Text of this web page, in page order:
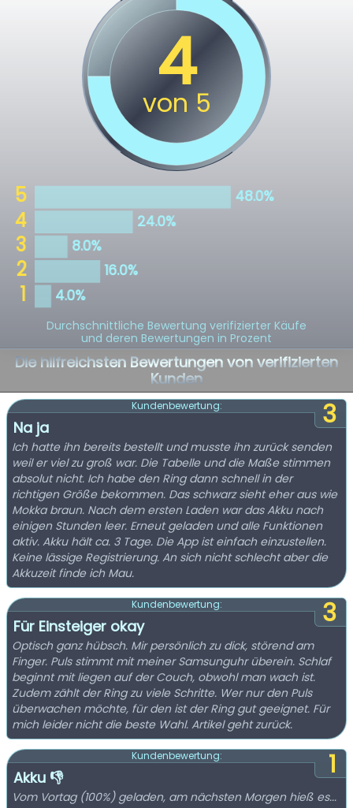
Durchschnittliche Bewertung verifizierter Käufe
und deren Bewertungen in Prozent
Die hilfreichsten Bewertungen von verifizierten
Kunden
3
Kundenbewertung:
Na ja
Ich hatte ihn bereits bestellt und musste ihn zurück senden
weil er viel zu groß war. Die Tabelle und die Maße stimmen
absolut nicht. Ich habe den Ring dann schnell in der
richtigen Größe bekommen. Das schwarz sieht eher aus wie
Mokka braun. Nach dem ersten Laden war das Akku nach
einigen Stunden leer. Erneut geladen und alle Funktionen
aktiv. Akku hält ca. 3 Tage. Die App ist einfach einzustellen.
Keine lässige Registrierung. An sich nicht schlecht aber die
Akkuzeit finde ich Mau.
3
Kundenbewertung:
Für Einsteiger okay
Optisch ganz hübsch. Mir persönlich zu dick, störend am
Finger. Puls stimmt mit meiner Samsunguhr überein. Schlaf
beginnt mit liegen auf der Couch, obwohl man wach ist.
Zudem zählt der Ring zu viele Schritte. Wer nur den Puls
überwachen möchte, für den ist der Ring gut geeignet. Für
mich leider nicht die beste Wahl. Artikel geht zurück.
1
Kundenbewertung:
Akku 👎
Vom Vortag (100%) geladen, am nächsten Morgen hieß es...